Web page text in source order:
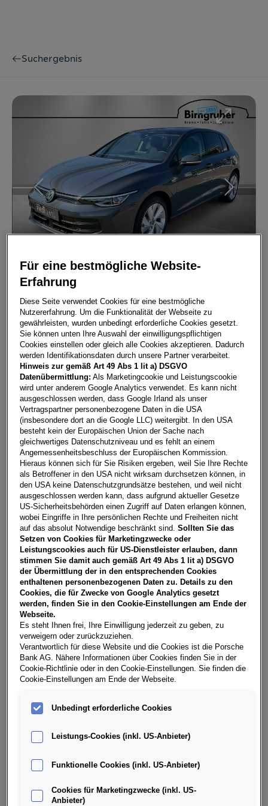
Suchergebnis
Golf Rabbit TDI
3500 Krems
Leasing Kredit
€292,16**
pro Monat
Laufzeit
60 Monate
pro Jahr
15.000 km
Eigenleistung
€5.000
Händler kontaktieren
Online-Abschluss anfragen
**Freibleibendes Musterangebot für Restwert Leasing inkl.
USt, NoVA, zzgl. gesetzl. Vertragsgebühr EUR 148,69 und
Bearbeitungskosten EUR 0,00. Gesamtleasingbetrag EUR
28.470,00, Restwert EUR 12.919,85, Sollzinssatz 7,28%
variabel, Effektivzinssatz 8,38% variabel, Gesamtbetrag EUR
35.598,14. Ihr Verkaufsberater freut sich darauf, Ihnen ein
individuelles Angebot erstellen zu können.
Teilen PDF herunterladen
Weitere Infos & Daten
Fahrzeugdaten
Finanzierung über die Porsche Bank
Händlerinformation
Für eine bestmögliche Website-
Erfahrung
Diese Seite verwendet Cookies für eine bestmögliche
Nutzererfahrung. Um die Funktionalität der Webseite zu
gewährleisten, wurden unbedingt erforderliche Cookies gesetzt.
Sie können unten Ihre Auswahl der einwilligungspflichtigen
Cookies einstellen oder gleich alle Cookies akzeptieren. Dadurch
werden Identifikationsdaten durch unsere Partner verarbeitet.
Hinweis zur gemäß Art 49 Abs 1 lit a) DSGVO
Datenübermittlung: Als Marketingcookie und Leistungscookie
wird unter anderem Google Analytics verwendet. Es kann nicht
ausgeschlossen werden, dass Google Irland als unser
Vertragspartner personenbezogene Daten in die USA
(insbesondere dort an die Google LLC) weitergibt. In den USA
besteht kein der Europäischen Union der Sache nach
gleichwertiges Datenschutzniveau und es fehlt an einem
Angemessenheitsbeschluss der Europäischen Kommission.
Hieraus können sich für Sie Risiken ergeben, weil Sie Ihre Rechte
als Betroffener in den USA nicht wirksam durchsetzen können, in
den USA keine Datenschutzgrundsätze bestehen, und weil nicht
ausgeschlossen werden kann, dass aufgrund aktueller Gesetze
US-Sicherheitsbehörden einen Zugriff auf Daten erlangen können,
wobei Eingriffe in Ihre persönlichen Rechte und Freiheiten nicht
auf das absolut Notwendige beschränkt sind.Sollten Sie das
Setzen von Cookies für Marketingzwecke oder
Leistungscookies auch für US-Dienstleister erlauben, dann
stimmen Sie damit auch gemäß Art 49 Abs 1 lit a) DSGVO
der Übermittlung der in den entsprechenden Cookies
enthaltenen personenbezogenen Daten zu. Details zu den
Cookies, die für Zwecke von Google Analytics gesetzt
werden, finden Sie in den Cookie-Einstellungen am Ende der
Webseite.
Es steht Ihnen frei, Ihre Einwilligung jederzeit zu geben, zu
verweigern oder zurückzuziehen.
Verantwortlich für diese Website und die Cookies ist die Porsche
Bank AG. Nähere Informationen über Cookies finden Sie in der
Cookie-Richtlinie oder in den Cookie-Einstellungen. Sie finden die
Cookie-Einstellungen am Ende der Webseite.
Unbedingt erforderliche Cookies
Leistungs-Cookies (inkl. US-Anbieter)
Funktionelle Cookies (inkl. US-Anbieter)
Cookies für Marketingzwecke (inkl. US-
Anbieter)